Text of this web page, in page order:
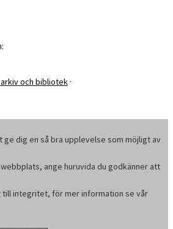
och bibliotek ·
ge dig en så bra upplevelse som möjligt av
ange huruvida du godkänner att
till integritet, för mer information se vår